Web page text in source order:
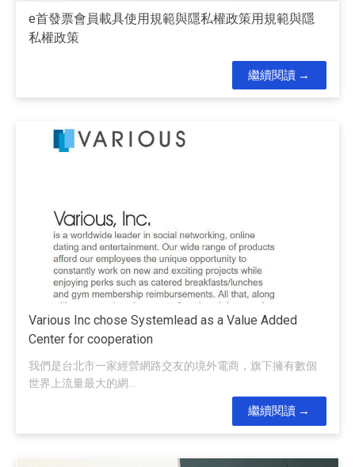
e首發票會員載具使用規範與隱私權政策用規範與隱
私權政策
繼續閱讀
Various Inc chose Systemlead as a Value Added
Center for cooperation
我們是台北市一家經營網路交友的境外電商，旗下擁有數個
世界上流量最大的網...
繼續閱讀